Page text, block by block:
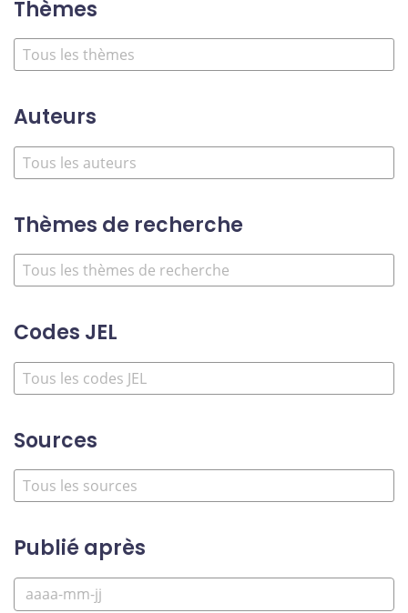
Thèmes
Auteurs
Thèmes de recherche
Codes JEL
Sources
Publié après